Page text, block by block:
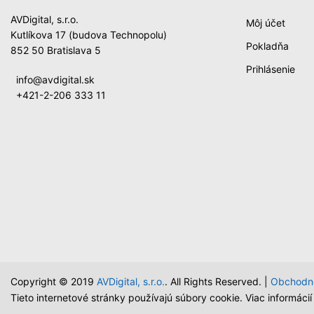
AVDigital, s.r.o.
Kutlíkova 17 (budova Technopolu)
852 50 Bratislava 5
info@avdigital.sk
+421-2-206 333 11
Môj účet
Pokladňa
Prihlásenie
Copyright © 2019 AVDigital, s.r.o.. All Rights Reserved. |
Tieto internetové stránky používajú súbory cookie. Viac informácií